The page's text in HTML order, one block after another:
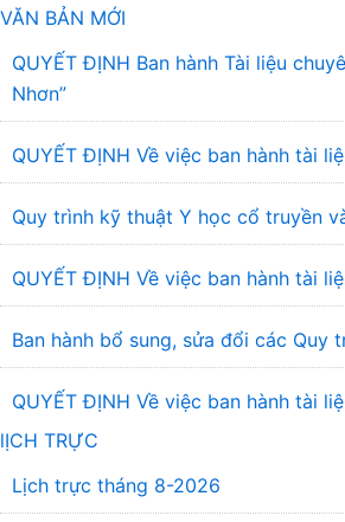
VĂN BẢN MỚI
QUYẾT ĐỊNH Ban hành Tài liệu
Nhơn”
QUYẾT ĐỊNH Về việc ban hành tài
Quy trình kỹ thuật Y học cổ truyền
QUYẾT ĐỊNH Về việc ban hành tài
Ban hành bổ sung, sửa đổi các
QUYẾT ĐỊNH Về việc ban hành tài
lỊCH TRỰC
Lịch trực tháng 8-2026